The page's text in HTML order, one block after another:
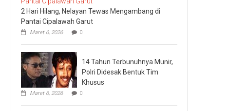
2 Hari Hilang, Nelayan Tewas Mengambang di
Pantai Cipalawah Garut
Maret 6, 2026 0
14 Tahun Terbunuhnya Munir,
Polri Didesak Bentuk Tim
Khusus
Maret 6, 2026 0